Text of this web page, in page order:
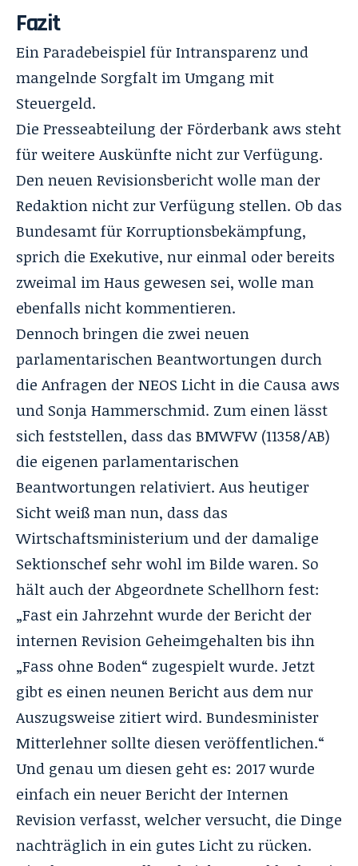
Fazit
Ein Paradebeispiel für Intransparenz und
mangelnde Sorgfalt im Umgang mit
Steuergeld.
Die Presseabteilung der Förderbank aws steht
für weitere Auskünfte nicht zur Verfügung.
Den neuen Revisionsbericht wolle man der
Redaktion nicht zur Verfügung stellen. Ob das
Bundesamt für Korruptionsbekämpfung,
sprich die Exekutive, nur einmal oder bereits
zweimal im Haus gewesen sei, wolle man
ebenfalls nicht kommentieren.
Dennoch bringen die zwei neuen
parlamentarischen Beantwortungen durch
die Anfragen der NEOS Licht in die Causa aws
und Sonja Hammerschmid. Zum einen lässt
sich feststellen, dass das BMWFW (11358/AB)
die eigenen parlamentarischen
Beantwortungen relativiert. Aus heutiger
Sicht weiß man nun, dass das
Wirtschaftsministerium und der damalige
Sektionschef sehr wohl im Bilde waren. So
hält auch der Abgeordnete Schellhorn fest:
„Fast ein Jahrzehnt wurde der Bericht der
internen Revision Geheimgehalten bis ihn
„Fass ohne Boden“ zugespielt wurde. Jetzt
gibt es einen neunen Bericht aus dem nur
Auszugsweise zitiert wird. Bundesminister
Mitterlehner sollte diesen veröffentlichen.“
Und genau um diesen geht es: 2017 wurde
einfach ein neuer Bericht der Internen
Revision verfasst, welcher versucht, die Dinge
nachträglich in ein gutes Licht zu rücken.